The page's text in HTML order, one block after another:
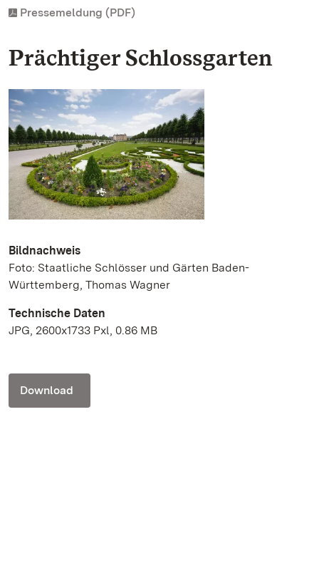
Pressemeldung (PDF)
Prächtiger Schlossgarten
Bildnachweis
Foto: Staatliche Schlösser und Gärten Baden-
Württemberg, Thomas Wagner
Technische Daten
JPG, 2600x1733 Pxl, 0.86 MB
Download